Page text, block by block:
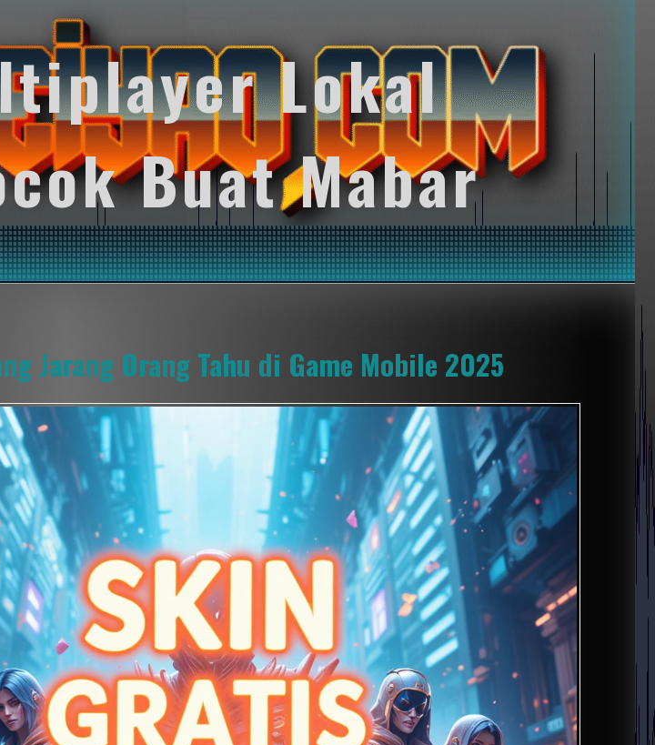
Lokal
Buat Mabar
Jarang Orang Tahu di Game Mobile 2025